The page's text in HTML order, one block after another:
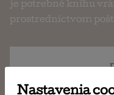
je potrebné knihu
prostredníctvom
Nastavenia